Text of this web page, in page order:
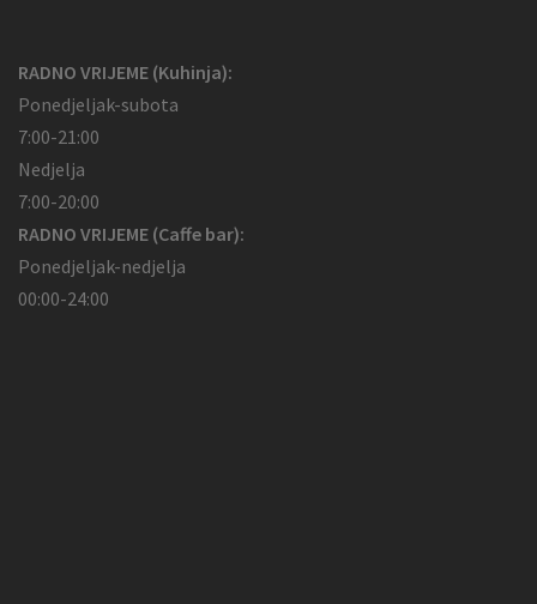
RADNO VRIJEME (Kuhinja):
Ponedjeljak-subota
7:00-21:00
Nedjelja
7:00-20:00
RADNO VRIJEME (Caffe bar):
Ponedjeljak-nedjelja
00:00-24:00